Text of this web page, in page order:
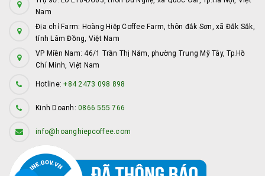
Nam
Địa chỉ Farm: Hoàng Hiệp Coffee Farm, thôn đắk Sơn, xã Đắk Sắk,
tỉnh Lâm Đồng, Việt Nam
VP Miền Nam: 46/1 Trần Thị Năm, phường Trung Mỹ Tây, Tp.Hồ
Chí Minh, Việt Nam
Hotline:+84 2473 098 898
Kinh Doanh: 0866 555 766
info@hoanghiepcoffee.com